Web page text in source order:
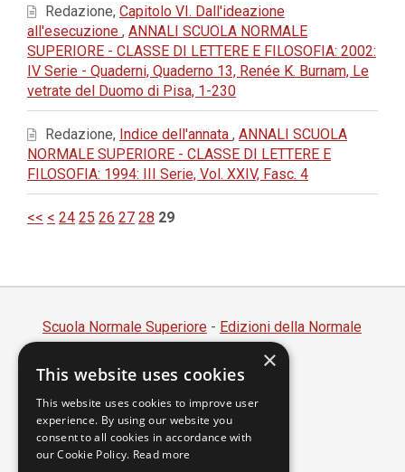
Redazione, Capitolo VI. Dall'ideazione
all'esecuzione , ANNALI SCUOLA NORMALE
SUPERIORE - CLASSE DI LETTERE E FILOSOFIA: 2002:
IV Serie - Quaderni, Quaderno 13, Renée K. Burnam, Le
vetrate del Duomo di Pisa, 1-230
Redazione, Indice dell'annata , ANNALI SCUOLA
NORMALE SUPERIORE - CLASSE DI LETTERE E
FILOSOFIA: 1994: III Serie, Vol. XXIV, Fasc. 4
<< < 24 25 26 27 28 29
Scuola Normale Superiore - Edizioni della Normale
Piazza dei Cavalieri, 7 - 56126 Pisa
Codice fiscale 80005050507
Partita IVA 00420000507
segreteria.annali@sns.it
Accessibilità
×
This website uses cookies
This website uses cookies to improve user
experience. By using our website you
consent to all cookies in accordance with
our Cookie Policy. Read more